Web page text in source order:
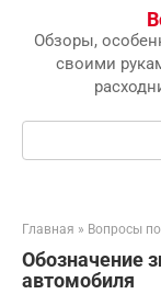
Обзоры,
своими
Главная » Вопросы
Обозначение
автомобиля